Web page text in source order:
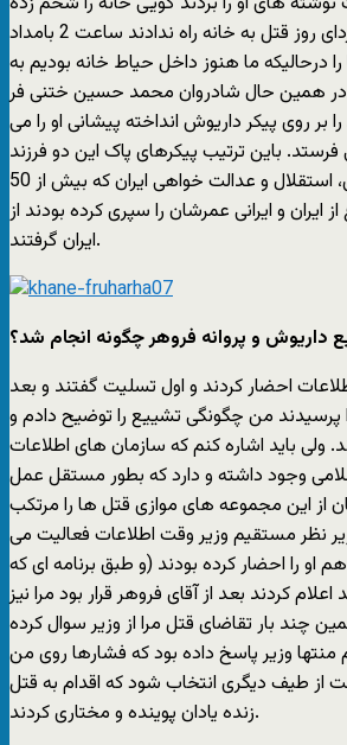
اند و هیچ کس را از فردای روز قتل به خانه راه ندادند ساعت 2 بامداد
را درحالیکه ما هنوز داخل حیاط خانه بودیم به
در همین حال شادروان محمد حسین ختنی فر
بر روی پیکر داریوش انداخته پیشانی او را می
باین ترتیب پیکرهای پاک این دو فرزند
دلاور و مبارز راه آزادی، استقلال و عدالت خواهی ایران که بیش از 50
ایران و ایرانی عمرشان را سپری کرده بودند از
ایران گرفتند.
و پروانه فروهر چگونه انجام شد؟
احضار کردند و اول تسلیت گفتند و بعد
پرسیدند من چگونگی تشییع را توضیح دادم و
ولی باید اشاره کنم که سازمان های اطلاعات
وجود داشته و دارد که بطور مستقل عمل
از این مجموعه های موازی قتل ها را مرتکب
نظر مستقیم وزیر وقت اطلاعات فعالیت می
او را احضار کرده بودند (و طبق برنامه ای که
کردند بعد از آقای فروهر قرار بود مرا نیز
چند بار تقاضای قتل مرا از وزیر سوال کرده
وزیر پاسخ داده بود که فشارها روی من
از طیف دیگری انتخاب شود که اقدام به قتل
زنده یادان پوینده و مختاری کردند.